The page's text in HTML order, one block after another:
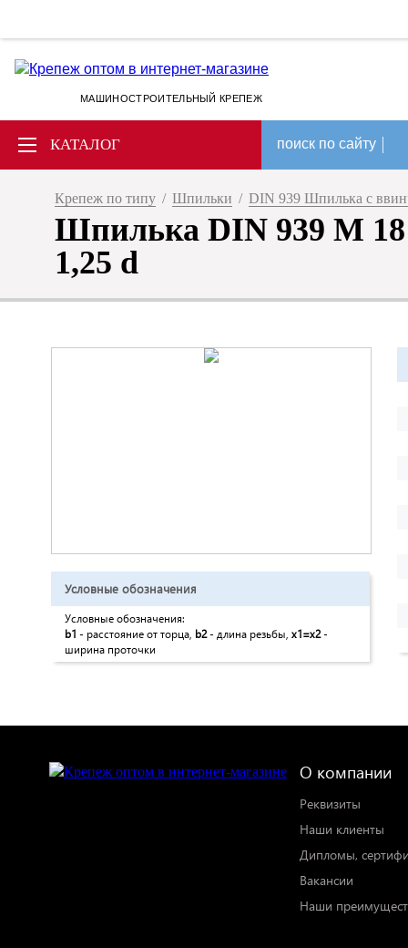
МАШИНОСТРОИТЕЛЬНЫЙ КРЕПЕЖ
КАТАЛОГ поиск по сайту
Крепеж по типу / Шпильки / DIN 939 Шпилька с
Шпилька DIN 939 M 18
1,25 d
Условные обозначения
Условные обозначения:
b1 - расстояние от торца, b2- длина резьбы, x1=x2-
ширина проточки
О компании
Реквизиты
Наши клиенты
Дипломы,
Вакансии
Наши